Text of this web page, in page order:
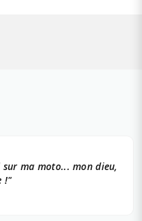
ma moto... mon dieu,
!"